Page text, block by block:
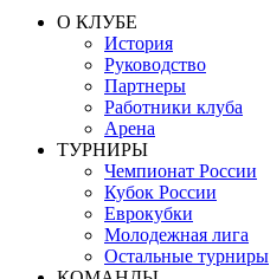
О КЛУБЕ
История
Руководство
Партнеры
Работники клуба
Арена
ТУРНИРЫ
Чемпионат России
Кубок России
Еврокубки
Молодежная лига
Остальные турниры